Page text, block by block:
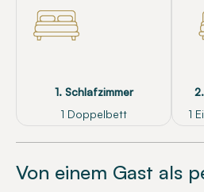
1. Schlafzimmer
1 Doppelbett
1
Von einem Gast als